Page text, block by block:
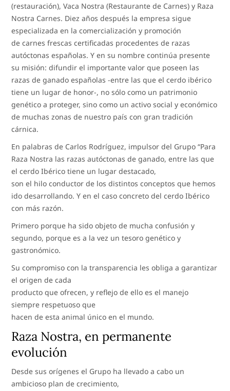
(restauración), Vaca Nostra (Restaurante de Carnes) y Raza
Nostra Carnes. Diez años después la empresa sigue
especializada en la comercialización y promoción
de carnes frescas certificadas procedentes de razas
autóctonas españolas. Y en su nombre continúa presente
su misión: difundir el importante valor que poseen las
razas de ganado españolas -entre las que el cerdo ibérico
tiene un lugar de honor-, no sólo como un patrimonio
genético a proteger, sino como un activo social y económico
de muchas zonas de nuestro país con gran tradición
cárnica.
En palabras de Carlos Rodríguez, impulsor del Grupo “Para
Raza Nostra las razas autóctonas de ganado, entre las que
el cerdo Ibérico tiene un lugar destacado,
son el hilo conductor de los distintos conceptos que hemos
ido desarrollando. Y en el caso concreto del cerdo Ibérico
con más razón.
Primero porque ha sido objeto de mucha confusión y
segundo, porque es a la vez un tesoro genético y
gastronómico.
Su compromiso con la transparencia les obliga a garantizar
el origen de cada
producto que ofrecen, y reflejo de ello es el manejo
siempre respetuoso que
hacen de esta animal único en el mundo.
Raza Nostra, en permanente
evolución
Desde sus orígenes el Grupo ha llevado a cabo un
ambicioso plan de crecimiento,